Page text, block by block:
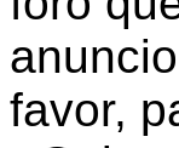
favor,